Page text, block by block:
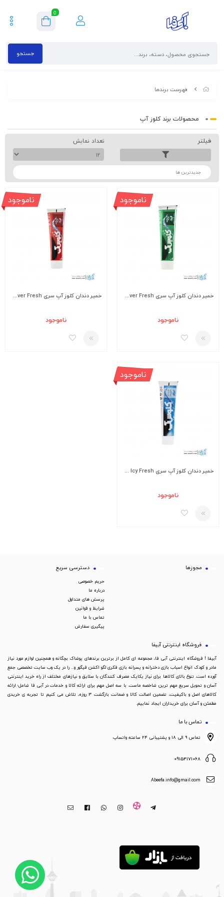
0
جستجو
فهرست برندها
محصولات برند کلوز آپ
فیلتر تعداد نمایش
ترتیب
خمیر دندان کلوز آپ سری Ever Fresh مدل Menthol Fresh مقدار 125 گرم
ناموجود
ناموجود
خمیر دندان کلوز آپ سری Ever Fresh مدل Red Hot مقدار 125 گرم
ناموجود
ناموجود
خمیر دندان کلوز آپ سری Icy Fresh مدل Winter Blast مقدار 125 میلی لیتر
ناموجود
ناموجود
مجوزها دسترسی سریع
حریم خصوصی
درباره ما
پرسش های متداول
شرایط و قوانین
تماس با ما
پیگیری سفارش
فروشگاه اینترنتی آبیفا
آبیفا ! فروشگاه اینترنتی آبی فا، مجموعه ای کامل از برترین برندهای پوشاک بچگانه و همچنین لوازم مورد نیاز
مادر و کودک انواع اسباب بازی دخترانه و پسرانه بازی فکری لگو اکشن فیگور و... را در یک وب سایت تخصصی جمع
آورده است. تنوع بالای کالاها برای نیاز یکایک مصرف کنندگان با سلایق و نیازهای مختلف از راه خرید اینترنتی
آسان و تحویل سریع مهم ترین شاخصه ماست. با سه اصل مهم برای ارائه کالا و خدمات در آبی فا شامل؛ ارائه
کالاهای اصل و باکیفیت، تضمین اصالت کالا و ضمانت بازگشت 3 روزه، تلاش می کنیم تا تجربه ی خریدی
مطمئن و آسان برای خریداران ایجاد نماییم.
تماس با ما
تماس ۹ الی ۱۸ و پشتیبانی ۲۴ ساعته واتساپ
09154171068
Abeefa.info@gmail.com